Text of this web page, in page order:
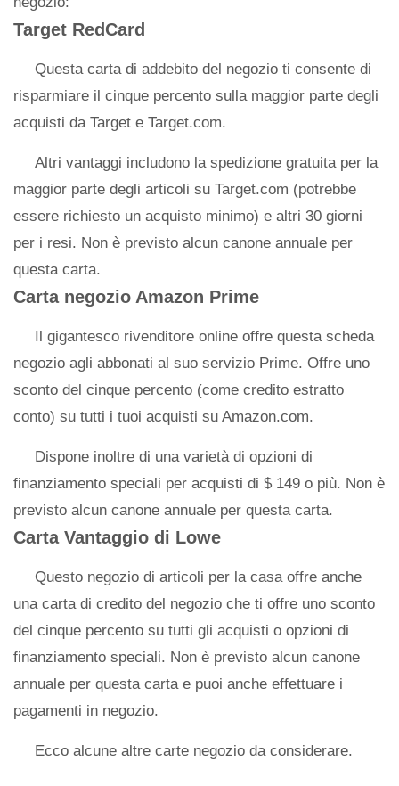
Target RedCard
Questa carta di addebito del negozio ti consente di
risparmiare il cinque percento sulla maggior parte degli
acquisti da Target e Target.com.
Altri vantaggi includono la spedizione gratuita per la
maggior parte degli articoli su Target.com (potrebbe
essere richiesto un acquisto minimo) e altri 30 giorni
per i resi. Non è previsto alcun canone annuale per
questa carta.
Carta negozio Amazon Prime
Il gigantesco rivenditore online offre questa scheda
negozio agli abbonati al suo servizio Prime. Offre uno
sconto del cinque percento (come credito estratto
conto) su tutti i tuoi acquisti su Amazon.com.
Dispone inoltre di una varietà di opzioni di
finanziamento speciali per acquisti di $ 149 o più. Non è
previsto alcun canone annuale per questa carta.
Carta Vantaggio di Lowe
Questo negozio di articoli per la casa offre anche
una carta di credito del negozio che ti offre uno sconto
del cinque percento su tutti gli acquisti o opzioni di
finanziamento speciali. Non è previsto alcun canone
annuale per questa carta e puoi anche effettuare i
pagamenti in negozio.
Ecco alcune altre carte negozio da considerare.